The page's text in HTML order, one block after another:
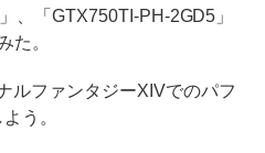
、「GTX750TI-PH-2GD5」
た。
ルファンタジーXIVでのパフ
う。